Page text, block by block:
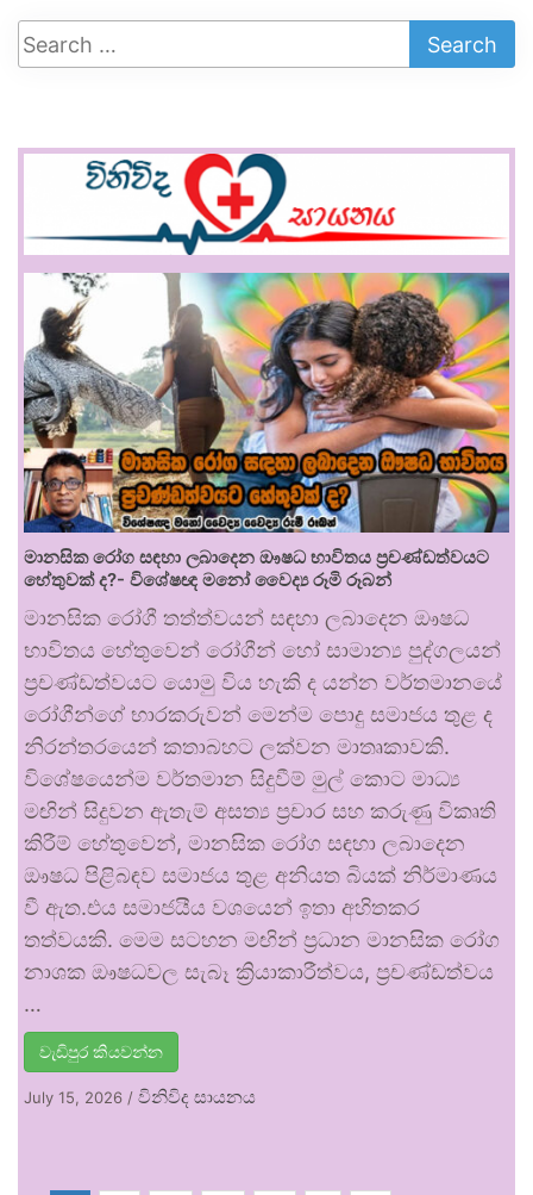
මානසික රෝග සඳහා ලබාදෙන ඖෂධ භාවිතය ප්‍රචණ්ඩත්වයට
හේතුවක් ද?- විශේෂඥ මනෝ වෛද්‍ය රූමි රූබන්
මානසික රෝගී තත්ත්වයන් සඳහා ලබාදෙන ඖෂධ
භාවිතය හේතුවෙන් රෝගීන් හෝ සාමාන්‍ය පුද්ගලයන්
ප්‍රචණ්ඩත්වයට යොමු විය හැකි ද යන්න වර්තමානයේ
රෝගීන්ගේ භාරකරුවන් මෙන්ම පොදු සමාජය තුළ ද
නිරන්තරයෙන් කතාබහට ලක්වන මාතෘකාවකි.
විශේෂයෙන්ම වර්තමාන සිදුවීම් මුල් කොට මාධ්‍ය
මඟින් සිදුවන ඇතැම් අසත්‍ය ප්‍රචාර සහ කරුණු විකෘති
කිරීම් හේතුවෙන්, මානසික රෝග සඳහා ලබාදෙන
ඖෂධ පිළිබඳව සමාජය තුළ අනියත බියක් නිර්මාණය
වී ඇත.එය සමාජයීය වශයෙන් ඉතා අහිතකර
තත්වයකි. මෙම සටහන මඟින් ප්‍රධාන මානසික රෝග
නාශක ඖෂධවල සැබෑ ක්‍රියාකාරීත්වය, ප්‍රචණ්ඩත්වය
…
වැඩිපුර කියවන්න
July 15, 2026 / විනිවිද සායනය